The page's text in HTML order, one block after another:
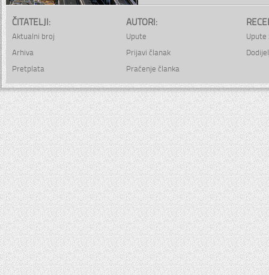
ČITATELJI:
Aktualni broj
Arhiva
Pretplata
AUTORI:
Upute
Prijavi članak
Praćenje članka
Upute